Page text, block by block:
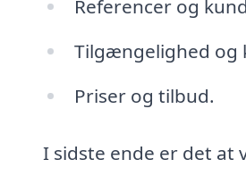
Referencer og
Tilgængelighed og
Priser og tilbud.
I sidste ende er det